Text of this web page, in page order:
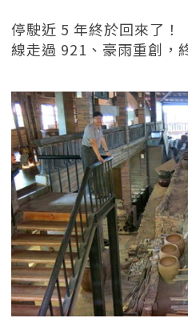
停駛近 5 年終於回來了！
線走過 921、豪雨重創，